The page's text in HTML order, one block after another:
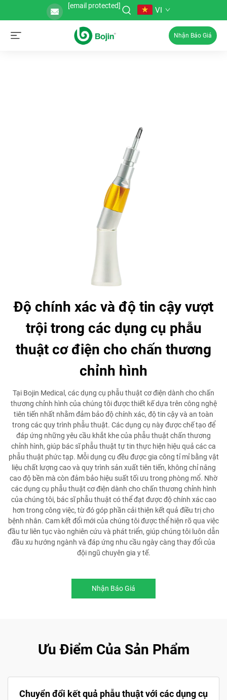
[email protected] VI
Nhận Báo Giá
Độ chính xác và độ tin cậy vượt
trội trong các dụng cụ phẫu
thuật cơ điện cho chấn thương
chỉnh hình
Tại Bojin Medical, các dụng cụ phẫu thuật cơ điện dành cho chấn
thương chỉnh hình của chúng tôi được thiết kế dựa trên công nghệ
tiên tiến nhất nhằm đảm bảo độ chính xác, độ tin cậy và an toàn
trong các quy trình phẫu thuật. Các dụng cụ này được chế tạo để
đáp ứng những yêu cầu khắt khe của phẫu thuật chấn thương
chỉnh hình, giúp bác sĩ phẫu thuật tự tin thực hiện hiệu quả các ca
phẫu thuật phức tạp. Mỗi dụng cụ đều được gia công tỉ mỉ bằng vật
liệu chất lượng cao và quy trình sản xuất tiên tiến, không chỉ nâng
cao độ bền mà còn đảm bảo hiệu suất tối ưu trong phòng mổ. Nhờ
các dụng cụ phẫu thuật cơ điện dành cho chấn thương chỉnh hình
của chúng tôi, bác sĩ phẫu thuật có thể đạt được độ chính xác cao
hơn trong công việc, từ đó góp phần cải thiện kết quả điều trị cho
bệnh nhân. Cam kết đổi mới của chúng tôi được thể hiện rõ qua việc
đầu tư liên tục vào nghiên cứu và phát triển, giúp chúng tôi luôn dẫn
đầu xu hướng ngành và đáp ứng nhu cầu ngày càng thay đổi của
đội ngũ chuyên gia y tế.
Nhận Báo Giá
Ưu Điểm Của Sản Phẩm
Chuyển đổi kết quả phẫu thuật với các dụng cụ